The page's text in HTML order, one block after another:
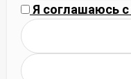
Я соглашаюсь с